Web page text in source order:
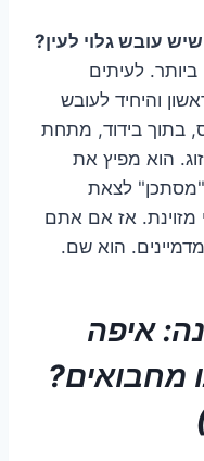
עובש גלוי לעין?
לעיתים
והיחיד לעובש
בתוך בידוד, מתחת
הוא מפיץ את
"מסתכן" לצאת
מזוינת. אז אם אתם
הוא שם.
איפה
מחבואים?